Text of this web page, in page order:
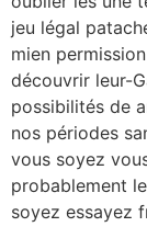
jeu légal
mien
découvrir leur-
possibilités de
nos périodes
vous soyez
probablement
soyez essayez